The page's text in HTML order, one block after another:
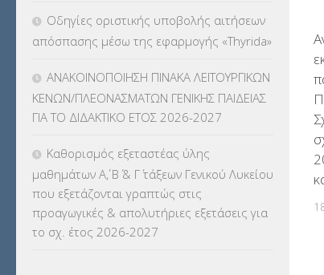
ΛΟΙΠΑ(309)
ΜΕΤΑΘΕΣΕΙΣ-ΤΟΠΟΘΕΤΗΣΕΙΣ
ΒΕΛΤΙΩΣΕΙΣ(319)
ΜΕΤΑΤΑΞΕΙΣ(87)
ΜΕΤΑΦΟΡΑ ΜΑΘΗΤΩΝ(3)
ΝΟΜΟΘΕΣΙΑ(66)
Οδηγίες οριστικής υποβολής αιτήσεων
απόσπασης μέσω της εφαρμογής «Thyrida»
ΑΝΑΚΟΙΝΟΠΟΙΗΣΗ ΠΙΝΑΚΑ ΛΕΙΤΟΥΡΓΙΚΩΝ
ΚΕΝΩΝ/ΠΛΕΟΝΑΣΜΑΤΩΝ ΓΕΝΙΚΗΣ ΠΑΙΔΕΙΑΣ
ΓΙΑ ΤΟ ΔΙΔΑΚΤΙΚΟ ΕΤΟΣ 2026-2027
Καθορισμός εξεταστέας ύλης
μαθημάτων Α΄, Β΄ & Γ΄ τάξεων Γενικού Λυκείου
που εξετάζονται γραπτώς στις
προαγωγικές & απολυτήριες εξετάσεις για
το σχ. έτος 2026-2027